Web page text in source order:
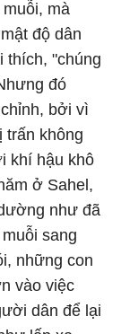
mà
độ dân
thích, "chúng
đó
bởi vì
trấn không
khí hậu khô
ở Sahel,
như đã
sang
những con
vào việc
dân để lại